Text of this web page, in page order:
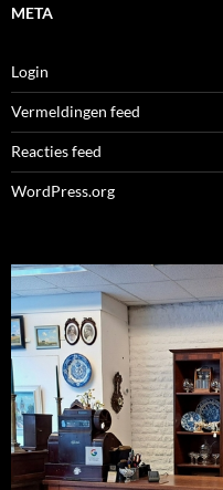
META
Login
Vermeldingen feed
Reacties feed
WordPress.org